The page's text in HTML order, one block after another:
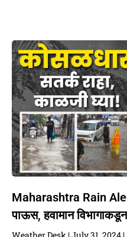
Maharashtra Rain
पाऊस, हवामान